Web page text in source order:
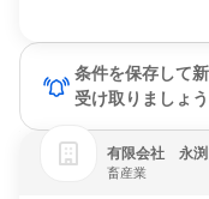
条件を保存して
受け取りましょう
有限会社 永渕
畜産業